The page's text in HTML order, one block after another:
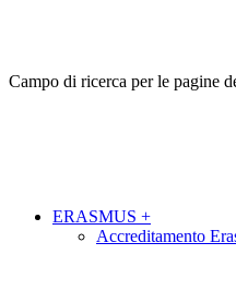
Campo di ricerca per le pagine
ERASMUS +
Accreditamento